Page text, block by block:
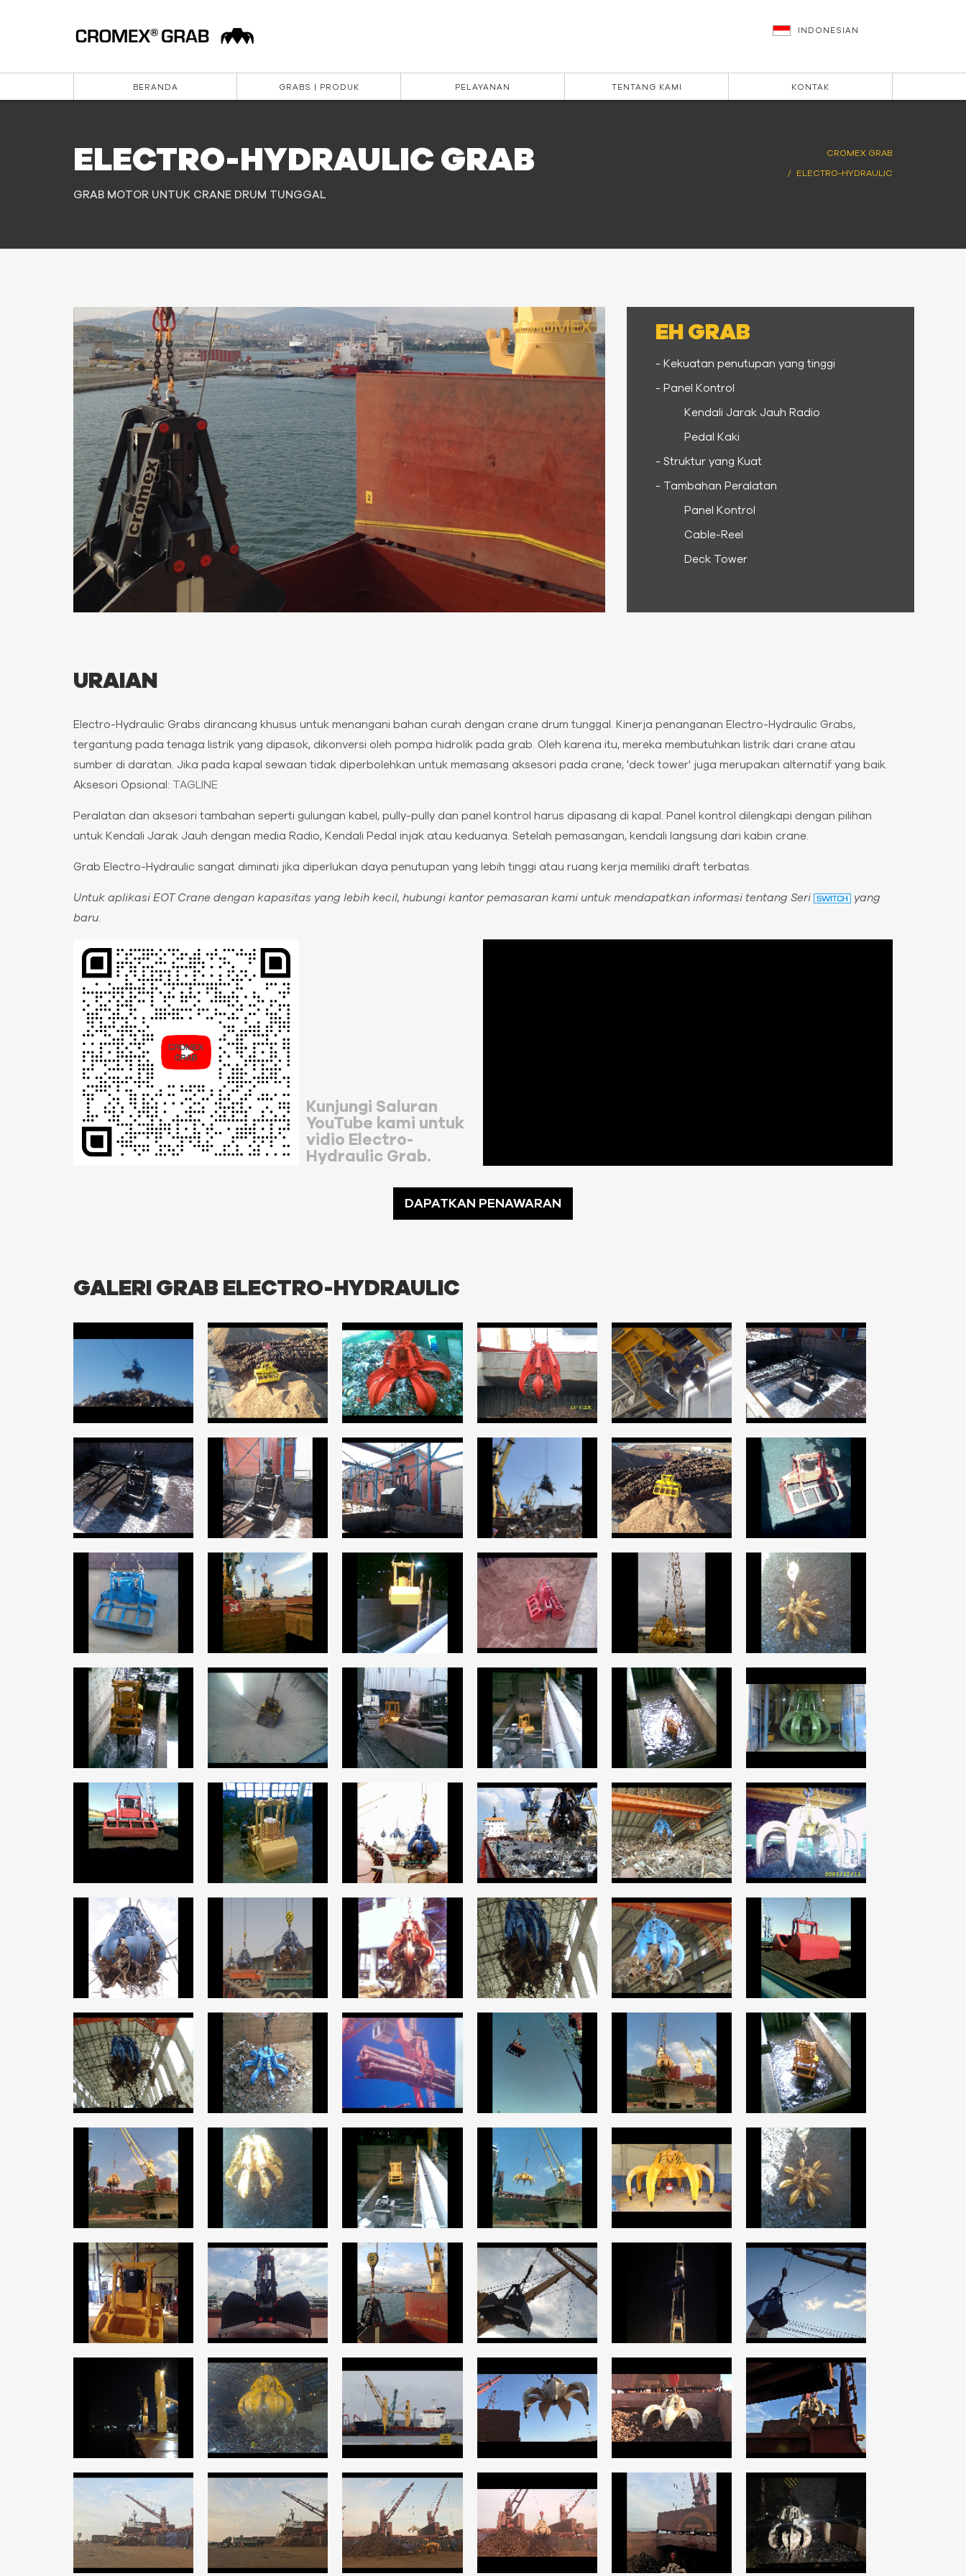
BERANDA GRABS | PRODUK PELAYANAN TENTANG KAMI KONTAK
INDONESIAN
ELECTRO-HYDRAULIC GRAB
GRAB MOTOR UNTUK CRANE DRUM TUNGGAL
CROMEX GRAB
ELECTRO-HYDRAULIC
EH GRAB
- Kekuatan penutupan yang tinggi
- Panel Kontrol
Kendali Jarak Jauh Radio
Pedal Kaki
- Struktur yang Kuat
- Tambahan Peralatan
Panel Kontrol
Cable-Reel
Deck Tower
URAIAN
Electro-Hydraulic Grabs dirancang khusus untuk menangani bahan curah dengan crane drum tunggal. Kinerja penanganan Electro-Hydraulic Grabs,
tergantung pada tenaga listrik yang dipasok, dikonversi oleh pompa hidrolik pada grab. Oleh karena itu, mereka membutuhkan listrik dari crane atau
sumber di daratan. Jika pada kapal sewaan tidak diperbolehkan untuk memasang aksesori pada crane, 'deck tower' juga merupakan alternatif yang baik.
Aksesori Opsional:
TAGLINE
Peralatan dan aksesori tambahan seperti gulungan kabel, pully-pully dan panel kontrol harus dipasang di kapal. Panel kontrol dilengkapi dengan pilihan
untuk Kendali Jarak Jauh dengan media Radio, Kendali Pedal injak atau keduanya. Setelah pemasangan, kendali langsung dari kabin crane.
Grab Electro-Hydraulic sangat diminati jika diperlukan daya penutupan yang lebih tinggi atau ruang kerja memiliki draft terbatas.
Untuk aplikasi EOT Crane dengan kapasitas yang lebih kecil, hubungi kantor pemasaran kami untuk mendapatkan informasi tentang Seri
yang
baru.
Kunjungi Saluran
YouTube kami untuk
vidio Electro-
Hydraulic Grab.
DAPATKAN PENAWARAN
GALERI GRAB ELECTRO-HYDRAULIC